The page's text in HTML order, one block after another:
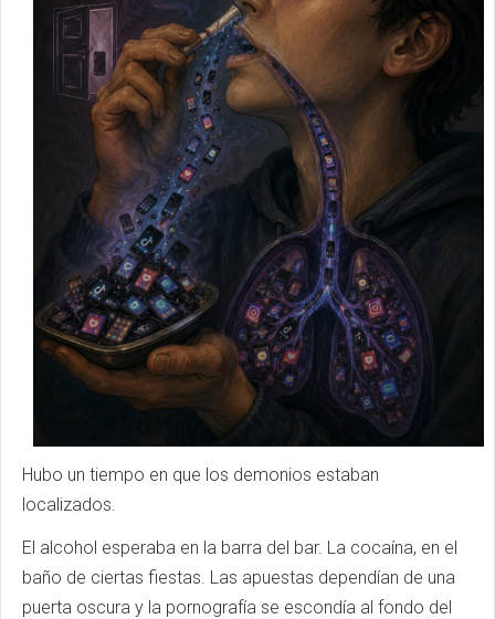
Hubo un tiempo en que los demonios estaban
localizados.
El alcohol esperaba en la barra del bar. La cocaína, en el
baño de ciertas fiestas. Las apuestas dependían de una
puerta oscura y la pornografía se escondía al fondo del